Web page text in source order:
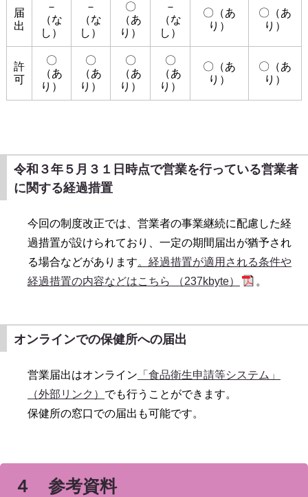
届
出
－
（な
し）
－
（な
し）
〇
（あ
り）
－
（な
し）
〇（あ
り）
〇（あ
り）
許
可
〇
（あ
り）
〇
（あ
り）
〇
（あ
り）
〇
（あ
り）
〇（あ
り）
〇（あ
り）
令和３年５月３１日時点で営業を行っている営業者
に関する経過措置
今回の制度改正では、営業者の事業継続に配慮した経
過措置が設けられており、一定の期間届出が猶予され
る場合などがあります。経過措置が適用される条件や
経過措置の内容などはこちら （237kbyte）
。
オンラインでの保健所への届出
営業届出はオンライン 「食品衛生申請等システム」
（外部リンク） でも行うことができます。
保健所の窓口での届出も可能です。
４ 参考資料